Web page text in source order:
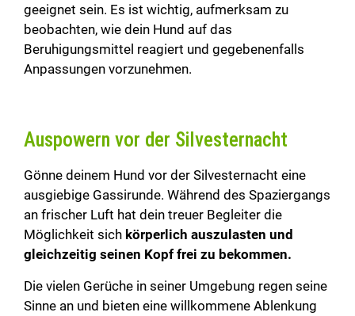
geeignet sein. Es ist wichtig, aufmerksam zu
beobachten, wie dein Hund auf das
Beruhigungsmittel reagiert und gegebenenfalls
Anpassungen vorzunehmen.
Auspowern vor der Silvesternacht
Gönne deinem Hund vor der Silvesternacht eine
ausgiebige Gassirunde. Während des Spaziergangs
an frischer Luft hat dein treuer Begleiter die
Möglichkeit sich körperlich auszulasten und
gleichzeitig seinen Kopf frei zu bekommen.
Die vielen Gerüche in seiner Umgebung regen seine
Sinne an und bieten eine willkommene Ablenkung